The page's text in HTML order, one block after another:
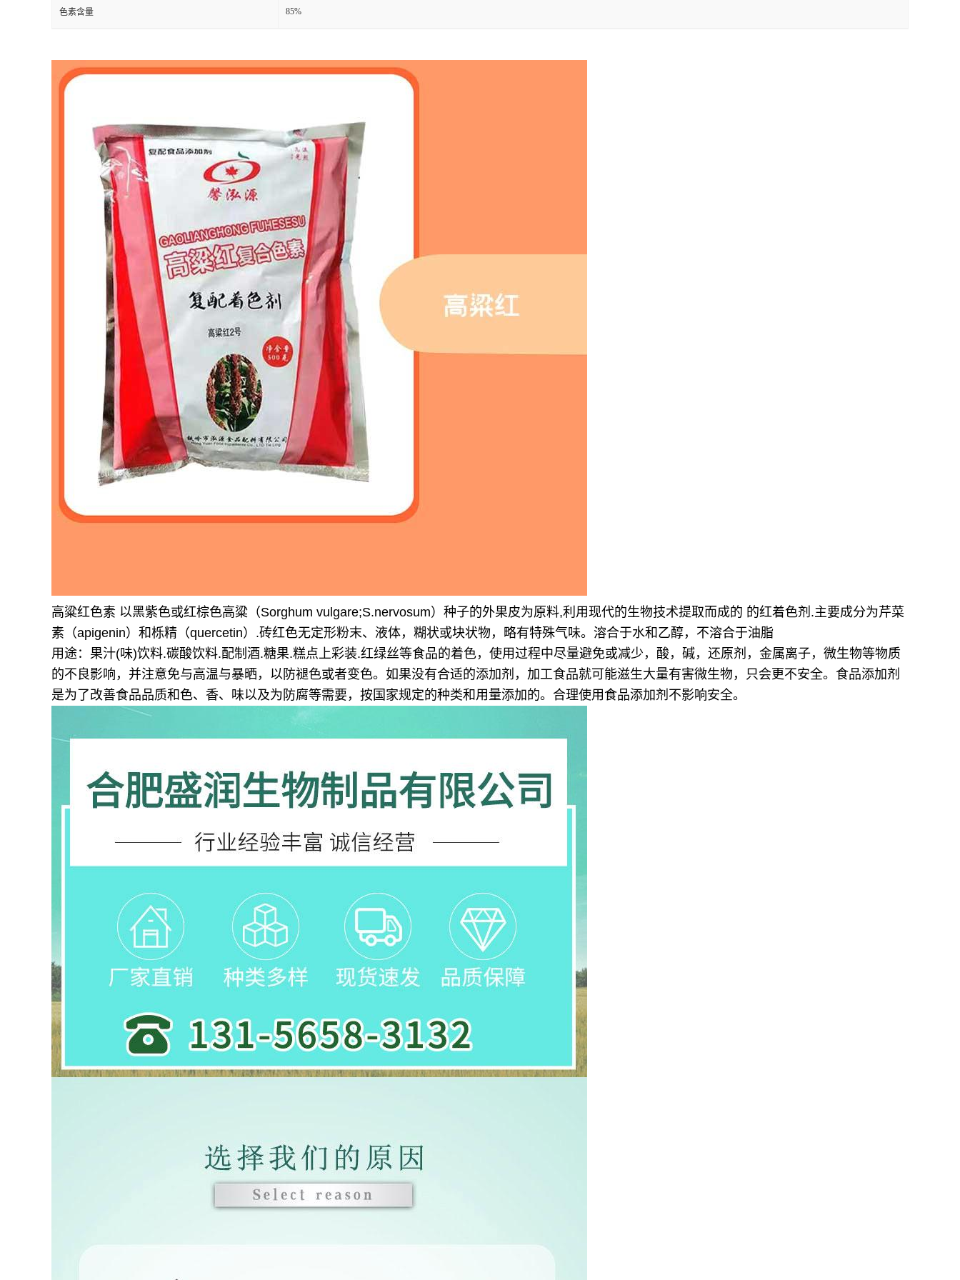
色素含量 85%
高粱红色素 以黑紫色或红棕色高粱（Sorghum vulgare;S.nervosum）种子的外果皮为原料,利用现代的生物技术提取而成的 的红着色剂.主要成分为芹菜
素（apigenin）和栎精（quercetin）.砖红色无定形粉末、液体，糊状或块状物，略有特殊气味。溶合于水和乙醇，不溶合于油脂
用途：果汁(味)饮料.碳酸饮料.配制酒.糖果.糕点上彩装.红绿丝等食品的着色， 使用过程中尽量避免或减少，酸，碱，还原剂，金属离子，微生物等物质
的不良影响，并注意免与高温与暴晒，以防褪色或者变色。如果没有合适的添加剂，加工食品就可能滋生大量有害微生物，只会更不安全。食品添加剂
是为了改善食品品质和色、香、味以及为防腐等需要，按国家规定的种类和用量添加的。合理使用食品添加剂不影响安全。